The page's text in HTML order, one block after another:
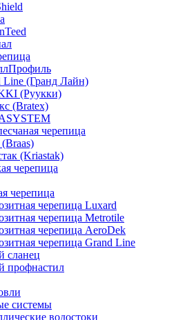
Line (Гранд Лайн)
(Руукки)
(Bratex)
черепица
(Braas)
(Kriastak)
черепица
черепица
черепица Luxard
черепица Metrotile
черепица AeroDek
черепица Grand Line
сланец
профнастил
системы
водостоки